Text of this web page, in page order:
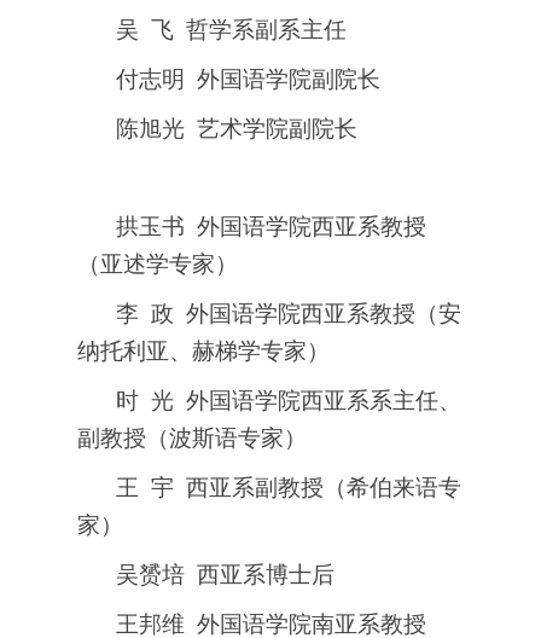
吴 飞 哲学系副系主任
付志明 外国语学院副院长
陈旭光 艺术学院副院长
拱玉书 外国语学院西亚系教授
（亚述学专家）
李 政 外国语学院西亚系教授（安
纳托利亚、赫梯学专家）
时 光 外国语学院西亚系系主任、
副教授（波斯语专家）
王 宇 西亚系副教授（希伯来语专
家）
吴赟培 西亚系博士后
王邦维 外国语学院南亚系教授